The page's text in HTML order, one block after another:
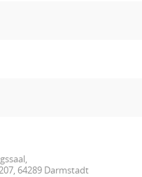
64289 Darmstadt